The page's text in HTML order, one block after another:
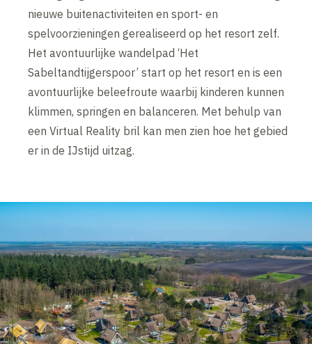
nieuwe buitenactiviteiten en sport- en
spelvoorzieningen gerealiseerd op het resort zelf.
Het avontuurlijke wandelpad ‘Het
Sabeltandtijgerspoor’ start op het resort en is een
avontuurlijke beleefroute waarbij kinderen kunnen
klimmen, springen en balanceren. Met behulp van
een Virtual Reality bril kan men zien hoe het gebied
er in de IJstijd uitzag.